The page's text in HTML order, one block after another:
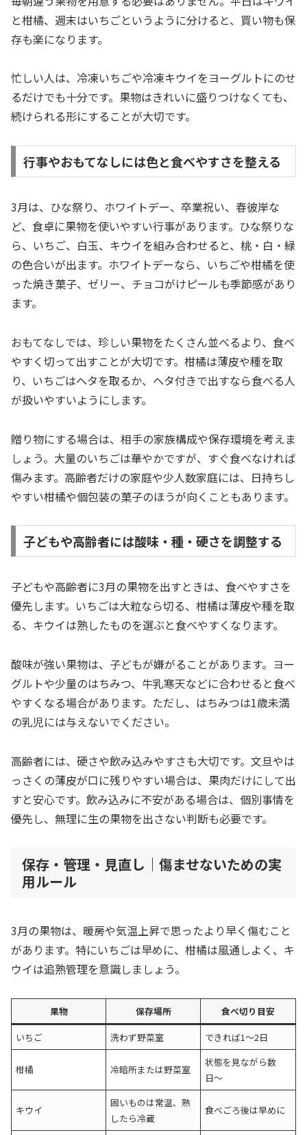
と柑橘、週末はいちごというように分けると、買い物も保
存も楽になります。
忙しい人は、冷凍いちごや冷凍キウイをヨーグルトにのせ
るだけでも十分です。果物はきれいに盛りつけなくても、
続けられる形にすることが大切です。
行事やおもてなしには色と食べやすさを整える
3月は、ひな祭り、ホワイトデー、卒業祝い、春彼岸な
ど、食卓に果物を使いやすい行事があります。ひな祭りな
ら、いちご、白玉、キウイを組み合わせると、桃・白・緑
の色合いが出ます。ホワイトデーなら、いちごや柑橘を使
った焼き菓子、ゼリー、チョコがけピールも季節感があり
ます。
おもてなしでは、珍しい果物をたくさん並べるより、食べ
やすく切って出すことが大切です。柑橘は薄皮や種を取
り、いちごはヘタを取るか、ヘタ付きで出すなら食べる人
が扱いやすいようにします。
贈り物にする場合は、相手の家族構成や保存環境を考えま
しょう。大量のいちごは華やかですが、すぐ食べなければ
傷みます。高齢者だけの家庭や少人数家庭には、日持ちし
やすい柑橘や個包装の菓子のほうが向くこともあります。
子どもや高齢者には酸味・種・硬さを調整する
子どもや高齢者に3月の果物を出すときは、食べやすさを
優先します。いちごは大粒なら切る、柑橘は薄皮や種を取
る、キウイは熟したものを選ぶと食べやすくなります。
酸味が強い果物は、子どもが嫌がることがあります。ヨー
グルトや少量のはちみつ、牛乳寒天などに合わせると食べ
やすくなる場合があります。ただし、はちみつは1歳未満
の乳児には与えないでください。
高齢者には、硬さや飲み込みやすさも大切です。文旦やは
っさくの薄皮が口に残りやすい場合は、果肉だけにして出
すと安心です。飲み込みに不安がある場合は、個別事情を
優先し、無理に生の果物を出さない判断も必要です。
保存・管理・見直し｜傷ませないための実
用ルール
3月の果物は、暖房や気温上昇で思ったより早く傷むこと
があります。特にいちごは早めに、柑橘は風通しよく、キ
ウイは追熟管理を意識しましょう。
果物 保存場所
食べ切り目安
いちご
洗わず野菜室 できれば1〜2日
柑橘 冷暗所または野菜室
状態を見ながら数
日〜
キウイ
固いものは常温、熟
したら冷蔵
食べごろ後は早めに